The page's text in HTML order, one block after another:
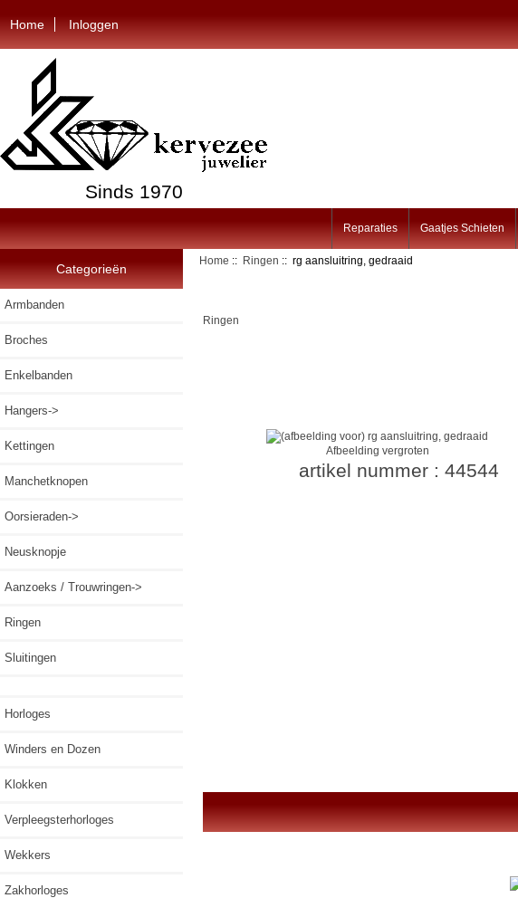
Home Inloggen
Sinds 1970
Reparaties Gaatjes Schieten
Categorieën
Armbanden
Broches
Enkelbanden
Hangers->
Kettingen
Manchetknopen
Oorsieraden->
Neusknopje
Aanzoeks / Trouwringen->
Ringen
Sluitingen
Horloges
Winders en Dozen
Klokken
Verpleegsterhorloges
Wekkers
Zakhorloges
Home :: Ringen :: rg aansluitring, gedraaid
Ringen
Afbeelding vergroten
artikel nummer : 44544